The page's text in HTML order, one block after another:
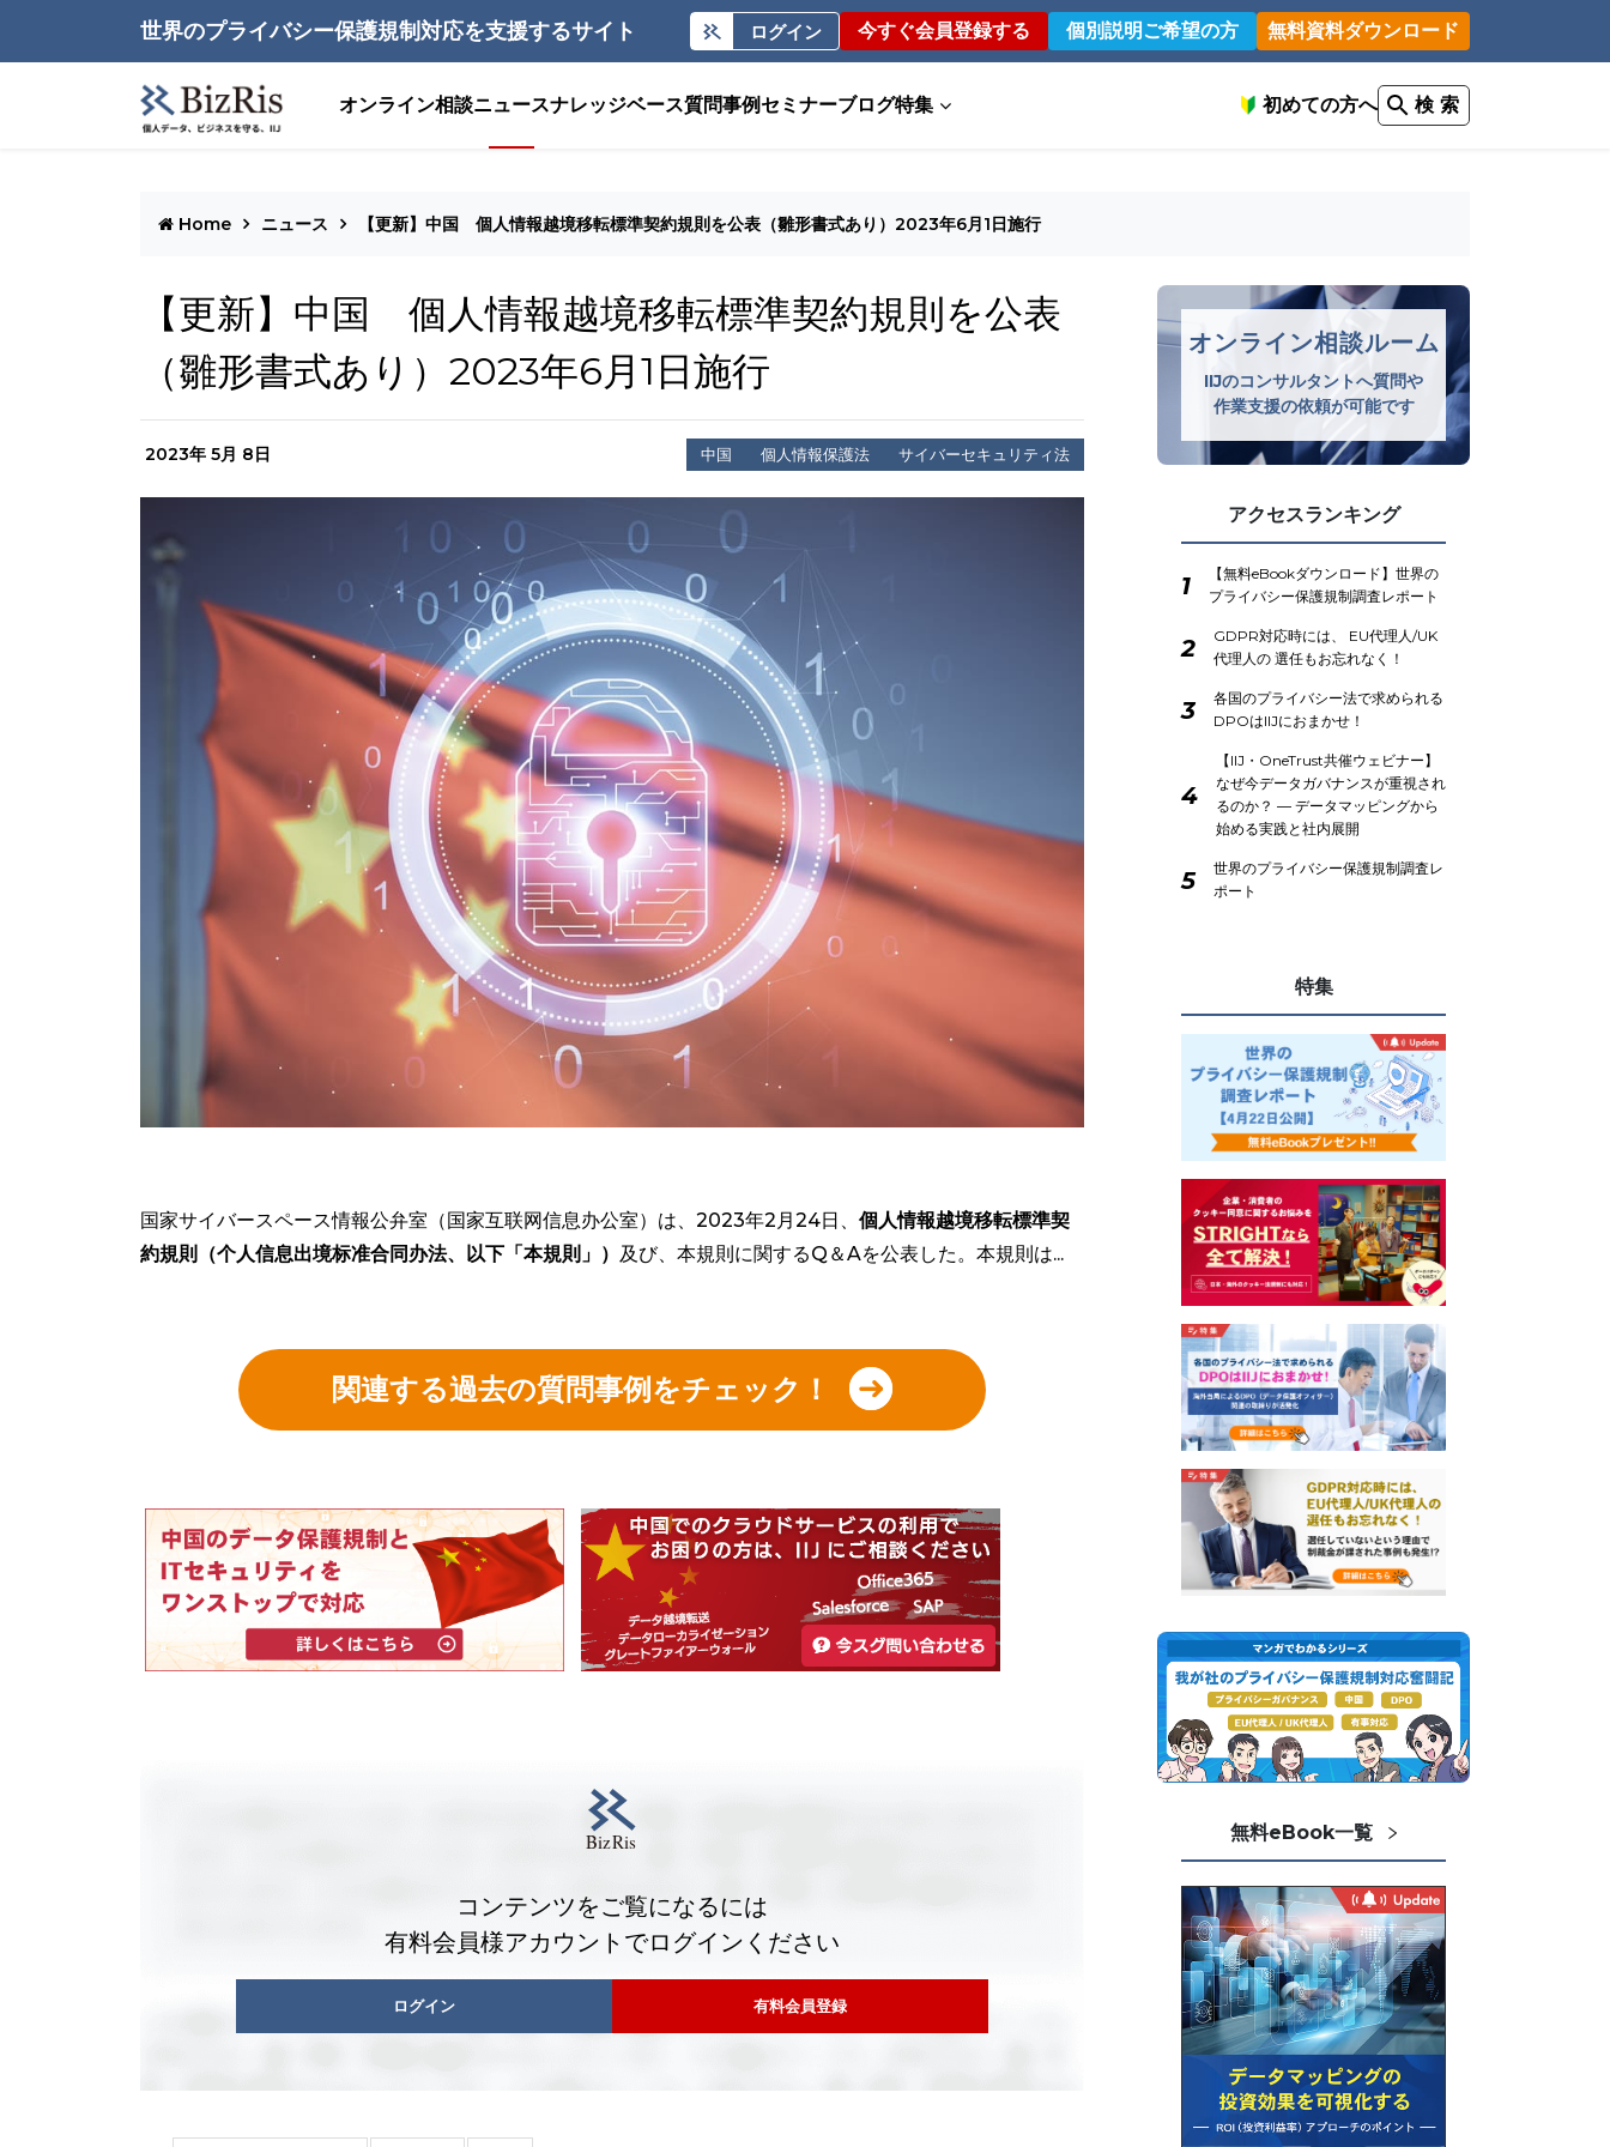
世界のプライバシー保護規制対応を支援するサイト ログイン 今すぐ会員登録する 個別説明ご希望の方 無料資料ダウンロード
オンライン相談ニュースナレッジベース質問事例 セミナーブログ特集 初めての方へ 検 索
Home ニュース 【更新】中国 個人情報越境移転標準契約規則を公表（雛形書式あり）2023年6月1日施行
【更新】中国 個人情報越境移転標準契約規則を公表
（雛形書式あり）2023年6月1日施行
2023年 5月 8日 中国 個人情報保護法 サイバーセキュリティ法
国家サイバースペース情報公弁室（国家互联网信息办公室）は、2023年2月24日、 個人情報越境移転標準契
約規則（个人信息出境标准合同办法、以下「本規則」） 及び、本規則に関するQ＆Aを公表した。本規則は...
関連する過去の質問事例をチェック！
コンテンツをご覧になるには
有料会員様アカウントでログインください
ログイン 有料会員登録
オンライン相談ルーム
IIJのコンサルタントへ質問や
作業支援の依頼が可能です
アクセスランキング
1
【無料eBookダウンロード】世界の
プライバシー保護規制調査レポート
2
GDPR対応時には、 EU代理人/UK
代理人の 選任もお忘れなく！
3
各国のプライバシー法で求められる
DPOはIIJにおまかせ！
4
【IIJ・OneTrust共催ウェビナー】
なぜ今データガバナンスが重視され
るのか？ ― データマッピングから
始める実践と社内展開
5
世界のプライバシー保護規制調査レ
ポート
特集
無料eBook一覧